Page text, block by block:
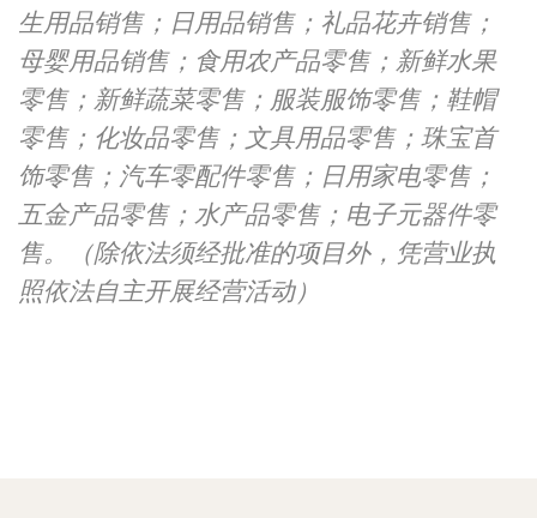
生用品销售；日用品销售；礼品花卉销售；
母婴用品销售；食用农产品零售；新鲜水果
零售；新鲜蔬菜零售；服装服饰零售；鞋帽
零售；化妆品零售；文具用品零售；珠宝首
饰零售；汽车零配件零售；日用家电零售；
五金产品零售；水产品零售；电子元器件零
售。（除依法须经批准的项目外，凭营业执
照依法自主开展经营活动）